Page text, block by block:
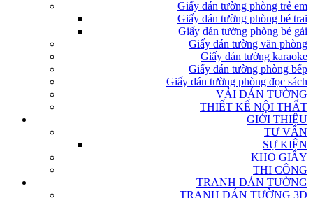
Giấy dán tường phòng trẻ em
Giấy dán tường phòng bé trai
Giấy dán tường phòng bé gái
Giấy dán tường văn phòng
Giấy dán tường karaoke
Giấy dán tường phòng bếp
Giấy dán tường phòng đọc sách
VẢI DÁN TƯỜNG
THIẾT KẾ NỘI THẤT
GIỚI THIỆU
TƯ VẤN
SỰ KIỆN
KHO GIẤY
THI CÔNG
TRANH DÁN TƯỜNG
TRANH DÁN TƯỜNG 3D